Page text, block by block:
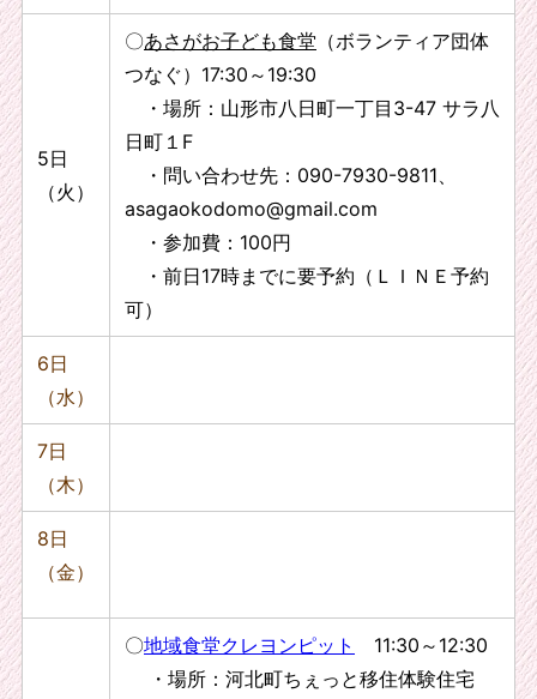
5日
（火）
〇あさがお子ども食堂 （ボランティア団体
つなぐ）17:30～19:30
・場所：山形市八日町一丁目3-47 サラ八
日町１F
・問い合わせ先：090-7930-9811、
asagaokodomo@gmail.com
・参加費：100円
・前日17時までに要予約（ＬＩＮＥ予約
可）
6日
（水）
7日
（木）
8日
（金）
〇地域食堂クレヨンピット
11:30～12:30
・場所：河北町ちぇっと移住体験住宅